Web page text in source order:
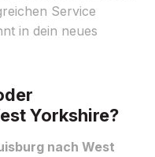
Service
in dein neues
Yorkshire?
nach West